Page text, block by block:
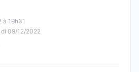
à 19h31
09/12/2022